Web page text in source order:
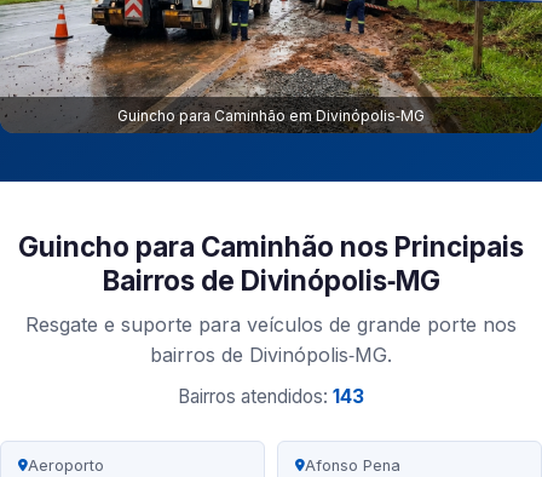
Guincho para Caminhão em Divinópolis‑MG
Guincho para Caminhão nos Principais
Bairros de Divinópolis‑MG
Resgate e suporte para veículos de grande porte nos
bairros de Divinópolis‑MG.
Bairros atendidos: 143
Aeroporto Afonso Pena